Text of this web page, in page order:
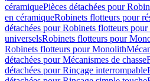
céramiquePièces détachées pour
en céramiqueRobinets flotteurs pour
détachées pour Robinets flotteurs pour
universelsRobinets flotteurs pour
Robinets flotteurs pour Monolith
détachées pour Mécanismes de chasse
détachées pour Rinçage interrompable